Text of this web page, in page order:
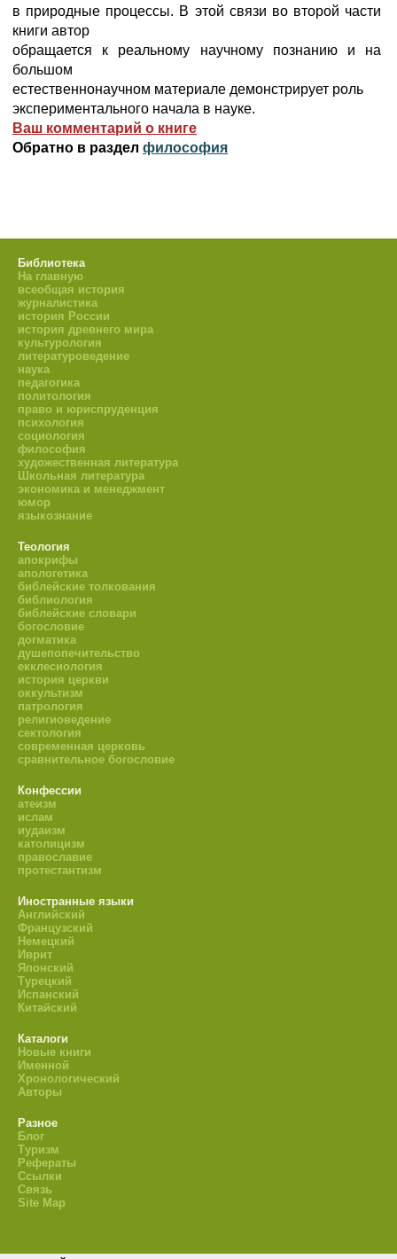
в природные процессы. В этой связи во второй части
книги автор
обращается к реальному научному познанию и на
большом
естественнонаучном материале демонстрирует роль
экспериментального начала в науке.
Ваш комментарий о книге
Обратно в раздел философия
Библиотека
На главную
всеобщая история
журналистика
история России
история древнего мира
культурология
литературоведение
наука
педагогика
политология
право и юриспруденция
психология
социология
философия
художественная литература
Школьная литература
экономика и менеджмент
юмор
языкознание
Теология
апокрифы
апологетика
библейские толкования
библиология
библейские словари
богословие
догматика
душепопечительство
екклесиология
история церкви
оккультизм
патрология
религиоведение
сектология
современная церковь
сравнительное богословие
Конфессии
атеизм
ислам
иудаизм
католицизм
православие
протестантизм
Иностранные языки
Английский
Французский
Немецкий
Иврит
Японский
Турецкий
Испанский
Китайский
Каталоги
Новые книги
Именной
Хронологический
Авторы
Разное
Блог
Туризм
Рефераты
Ссылки
Связь
Site Map